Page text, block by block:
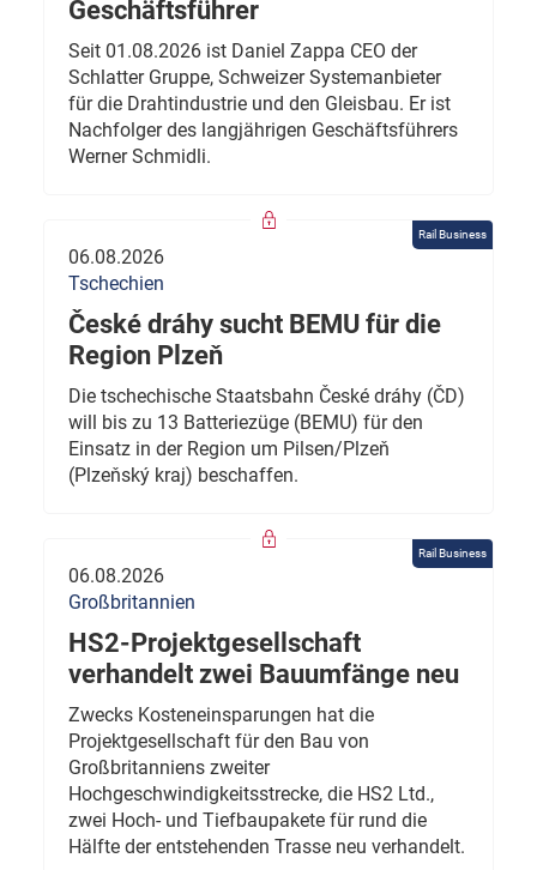
Geschäftsführer
Seit 01.08.2026 ist Daniel Zappa CEO der
Schlatter Gruppe, Schweizer Systemanbieter
für die Drahtindustrie und den Gleisbau. Er ist
Nachfolger des langjährigen Geschäftsführers
Werner Schmidli.
Rail Business
06.08.2026
Tschechien
České dráhy sucht BEMU für die
Region Plzeň
Die tschechische Staatsbahn České dráhy (ČD)
will bis zu 13 Batteriezüge (BEMU) für den
Einsatz in der Region um Pilsen/Plzeň
(Plzeňský kraj) beschaffen.
Rail Business
06.08.2026
Großbritannien
HS2-Projektgesellschaft
verhandelt zwei Bauumfänge neu
Zwecks Kosteneinsparungen hat die
Projektgesellschaft für den Bau von
Großbritanniens zweiter
Hochgeschwindigkeitsstrecke, die HS2 Ltd.,
zwei Hoch- und Tiefbaupakete für rund die
Hälfte der entstehenden Trasse neu verhandelt.